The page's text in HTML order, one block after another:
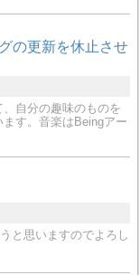
の更新を休止させ
自分の趣味のものを
す。音楽はBeingアー
と思いますのでよろし